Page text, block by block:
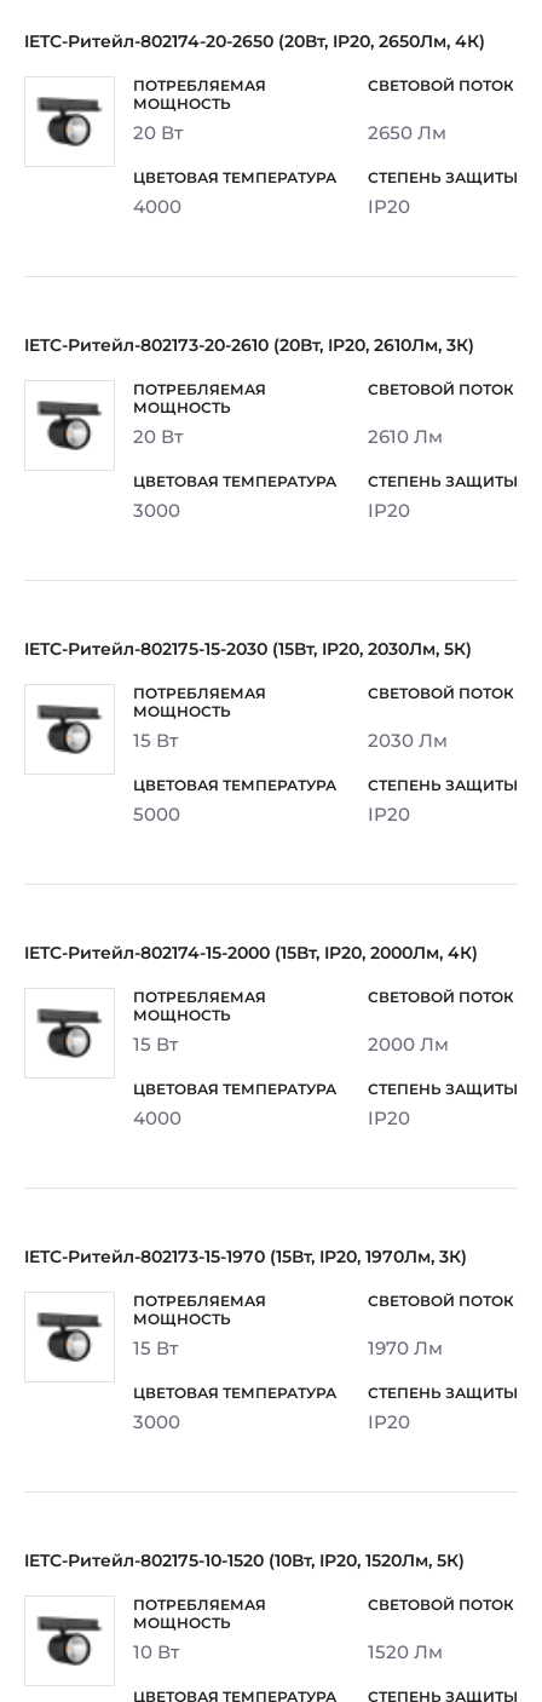
IETC-Ритейл-802174-20-2650 (20Вт, IP20, 2650Лм, 4К)
20 Вт 2650 Лм
4000 IP20
IETC-Ритейл-802173-20-2610 (20Вт, IP20, 2610Лм, 3К)
20 Вт 2610 Лм
3000 IP20
IETC-Ритейл-802175-15-2030 (15Вт, IP20, 2030Лм, 5К)
15 Вт 2030 Лм
5000 IP20
IETC-Ритейл-802174-15-2000 (15Вт, IP20, 2000Лм, 4К)
15 Вт 2000 Лм
4000 IP20
IETC-Ритейл-802173-15-1970 (15Вт, IP20, 1970Лм, 3К)
15 Вт 1970 Лм
3000 IP20
IETC-Ритейл-802175-10-1520 (10Вт, IP20, 1520Лм, 5К)
10 Вт 1520 Лм